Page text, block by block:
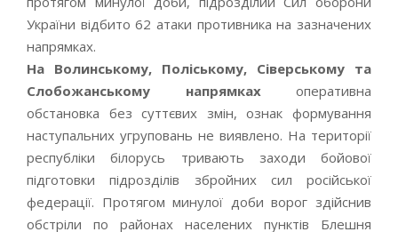
України відбито 62 атаки противника на зазначених
напрямках.
На Волинському, Поліському, Сіверському та
Слобожанському напрямкахоперативна
обстановка без суттєвих змін, ознак формування
наступальних угруповань не виявлено. На території
республіки білорусь тривають заходи бойової
підготовки підрозділів збройних сил російської
федерації. Протягом минулої доби ворог здійснив
обстріли по районах населених пунктів Блешня